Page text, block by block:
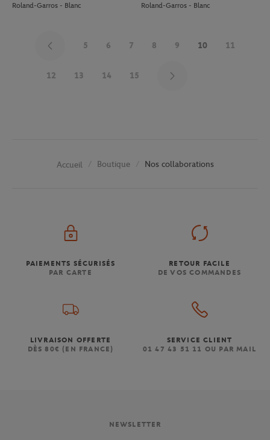
Roland-Garros - Blanc
Roland-Garros - Blanc
5 6 7 8 9 10 11
12 13 14 15
Accueil Boutique Nos collaborations
PAIEMENTS SÉCURISÉS
PAR CARTE
RETOUR FACILE
DE VOS COMMANDES
LIVRAISON OFFERTE
DÈS 80€ (EN FRANCE)
SERVICE CLIENT
01 47 43 51 11 OU PAR MAIL
NEWSLETTER